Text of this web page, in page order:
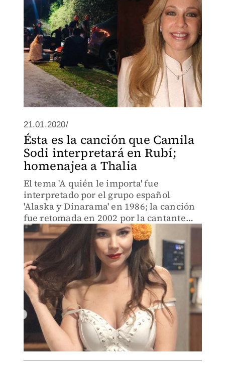
21.01.2020/
Ésta es la canción que Camila
Sodi interpretará en Rubí;
homenajea a Thalia
El tema 'A quién le importa' fue
interpretado por el grupo español
'Alaska y Dinarama' en 1986; la canción
fue retomada en 2002 por la cantante
Thalía.